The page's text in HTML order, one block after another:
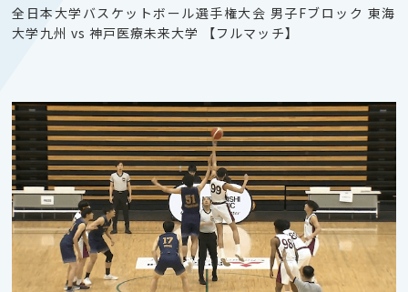
全日本大学バスケットボール選手権大会 男子Fブロック 東海
大学九州 vs 神戸医療未来大学 【フルマッチ】